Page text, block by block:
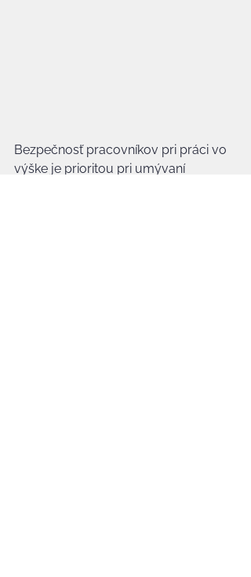
Bezpečnosť pracovníkov pri práci vo
výške je prioritou pri umývaní